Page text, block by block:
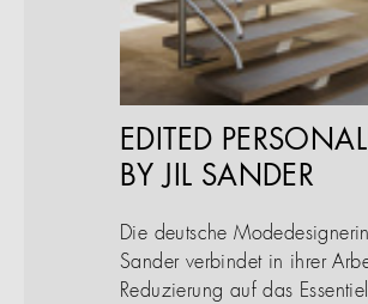
EDITED
BY JIL SANDER
Die deutsche
Sander verbindet in ihrer
Reduzierung auf das